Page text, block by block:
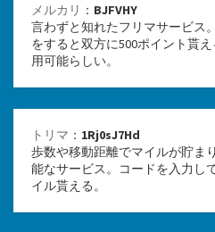
メルカリ ： BJFVHY
言わずと知れたフリマサービス
をすると双方に500ポイント貰
用可能らしい。
トリマ ： 1Rj0sJ7Hd
歩数や移動距離でマイルが貯ま
能なサービス。コードを入力し
イル貰える。